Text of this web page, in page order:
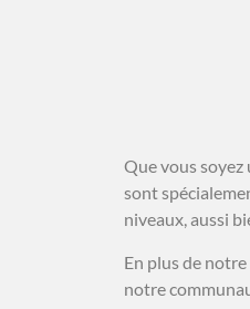
Que vous
sont
niveaux, aussi
En plus de
notre